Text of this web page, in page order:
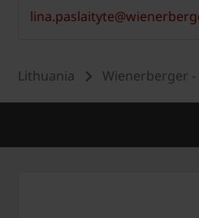
Lithuania Wienerberger